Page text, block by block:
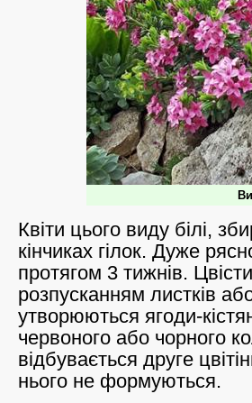
Квіти цього виду білі,
кінчиках гілок. Дуже
протягом 3 тижнів.
розпусканням листків
утворюються ягоди-
червоного або чорного
відбувається друге
нього не формуються.